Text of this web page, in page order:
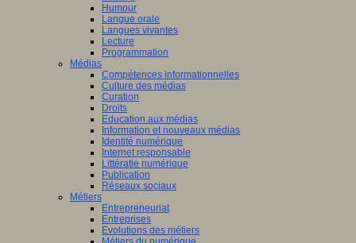
Humour
Langue orale
Langues vivantes
Lecture
Programmation
Médias
Compétences informationnelles
Culture des médias
Curation
Droits
Education aux médias
Information et nouveaux médias
Identité numérique
Internet responsable
Littératie numérique
Publication
Réseaux sociaux
Métiers
Entrepreneuriat
Entreprises
Evolutions des métiers